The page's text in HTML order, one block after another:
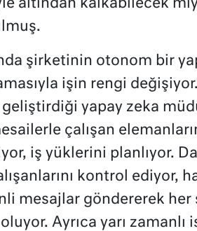
altından kalkabilecek
şirketinin otonom bir
işin rengi
yapay zeka
çalışan
iş yüklerini planlıyor.
kontrol ediyor,
mesajlar göndererek her
Ayrıca yarı